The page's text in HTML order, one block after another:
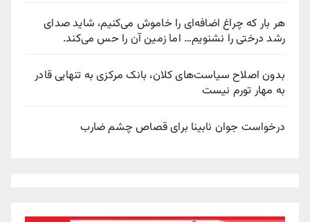
هر بار که چراغ اضافه‌ای را خاموش می‌کنیم، شاید صدای
رشد درختی را نشنویم… اما زمین آن را حس می‌کند.
بدون اصلاح سیاست‌های کلان، بانک مرکزی به تنهایی قادر
به مهار تورم نیست
درخواست جوان نابینا برای قصاص چشم ضارب